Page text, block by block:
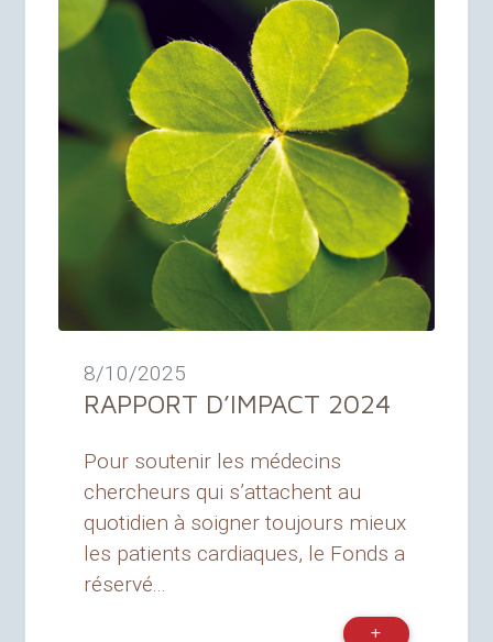
8/10/2025
RAPPORT D’IMPACT 2024
Pour soutenir les médecins
chercheurs qui s’attachent au
quotidien à soigner toujours mieux
les patients cardiaques, le Fonds a
réservé...